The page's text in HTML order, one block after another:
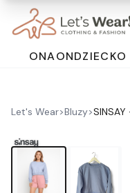
ONAONDZIECKO
Let's Wear>Bluzy>